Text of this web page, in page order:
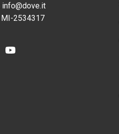
info@dove.it
MI-2534317